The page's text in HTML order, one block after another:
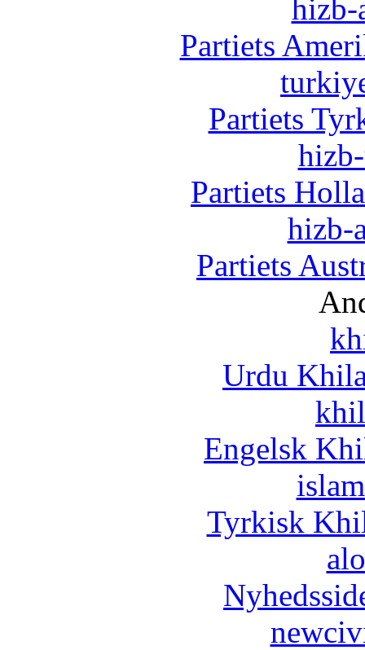
hizb-
Partiets
Partiets
Partiets
hizb-
Partiets
Urdu
Engelsk
Tyrkisk